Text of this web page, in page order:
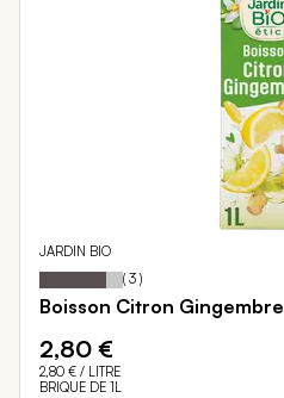
JARDIN BIO
Notation: 80
% of
( 3 )
Boisson Citron Gingembre
2,80 €
2,80 € / LITRE
BRIQUE DE 1L